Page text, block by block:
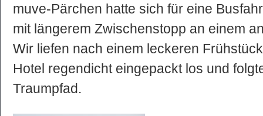
muve-Pärchen hatte sich für eine
mit längerem Zwischenstopp an einem
Wir liefen nach einem leckeren
Hotel regendicht eingepackt los und
Traumpfad.